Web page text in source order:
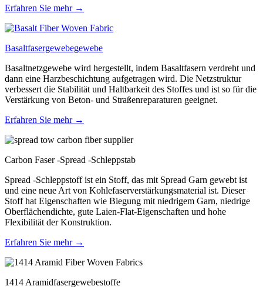
Erfahren Sie mehr →
Basaltfasergewebegewebe
Basaltnetzgewebe wird hergestellt, indem Basaltfasern verdreht und
dann eine Harzbeschichtung aufgetragen wird. Die Netzstruktur
verbessert die Stabilität und Haltbarkeit des Stoffes und ist so für die
Verstärkung von Beton- und Straßenreparaturen geeignet.
Erfahren Sie mehr →
Carbon Faser -Spread -Schleppstab
Spread -Schleppstoff ist ein Stoff, das mit Spread Garn gewebt ist
und eine neue Art von Kohlefaserverstärkungsmaterial ist. Dieser
Stoff hat Eigenschaften wie Biegung mit niedrigem Garn, niedrige
Oberflächendichte, gute Laien-Flat-Eigenschaften und hohe
Flexibilität der Konstruktion.
Erfahren Sie mehr →
1414 Aramidfasergewebestoffe